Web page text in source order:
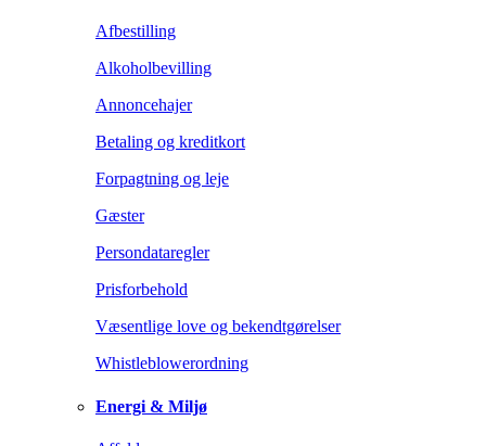
Afbestilling
Alkoholbevilling
Annoncehajer
Betaling og kreditkort
Forpagtning og leje
Gæster
Persondataregler
Prisforbehold
Væsentlige love og bekendtgørelser
Whistleblowerordning
Energi & Miljø